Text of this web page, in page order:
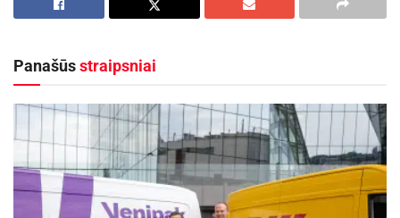
kad produkcijos perdirbėjai savanaudžiai, bet
Kupiškio r. savivaldybė prieš kelis mėnesius
kreipėsi į teismą, kad ūkininkas iškraustytų savo
gyvulius iš Dailiūnų
Panašūsstraipsniai